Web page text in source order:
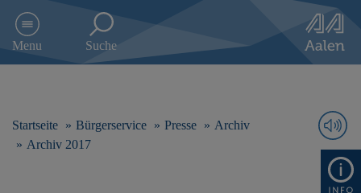
e
Menu Suche
Startseite Bürgerservice Presse
Archiv
Archiv 2017